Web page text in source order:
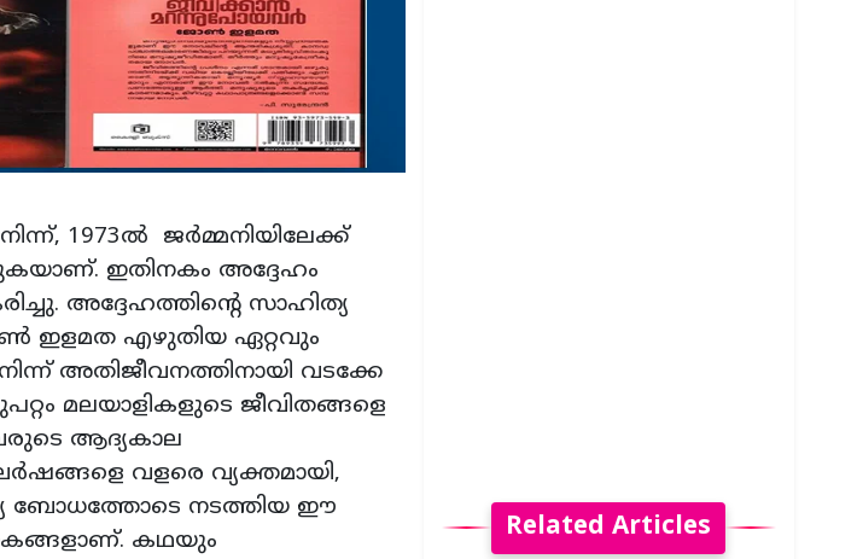
1973ല്‍ ജര്‍മ്മനിയിലേക്ക്
ഇതിനകം അദ്ദേഹം
അദ്ദേഹത്തിന്റെ സാഹിത്യ
ഇളമത എഴുതിയ ഏറ്റവും
അതിജീവനത്തിനായി വടക്കേ
മലയാളികളുടെ ജീവിതങ്ങളെ
ആദ്യകാല
വളരെ വ്യക്തമായി,
ബോധത്തോടെ നടത്തിയ ഈ
കഥയും
Related Articles